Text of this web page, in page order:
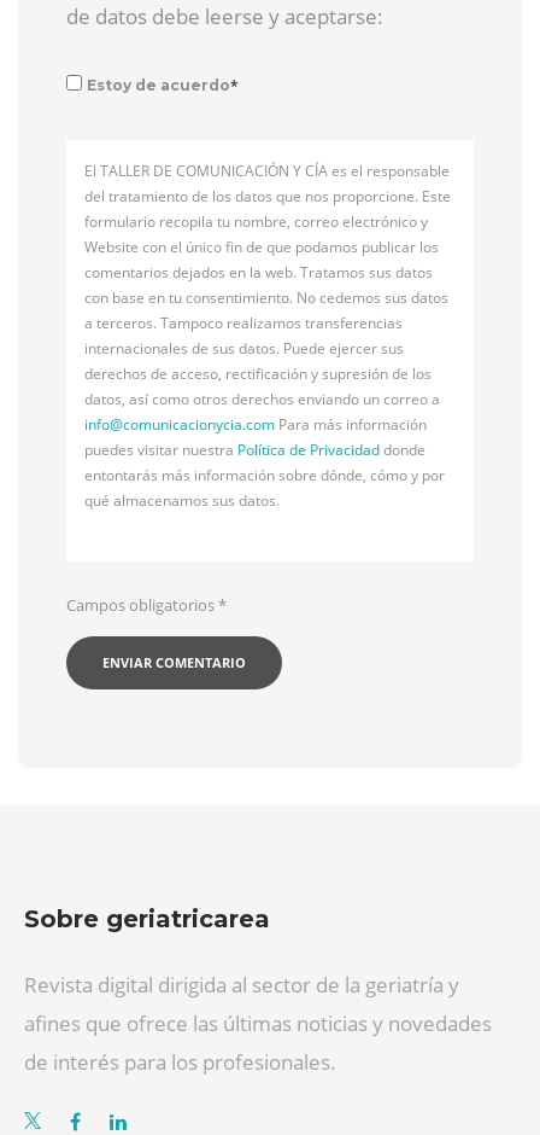
de datos debe leerse y aceptarse:
Estoy de acuerdo*
El TALLER DE COMUNICACIÓN Y CÍA es el responsable
del tratamiento de los datos que nos proporcione. Este
formulario recopila tu nombre, correo electrónico y
Website con el único fin de que podamos publicar los
comentarios dejados en la web. Tratamos sus datos
con base en tu consentimiento. No cedemos sus datos
a terceros. Tampoco realizamos transferencias
internacionales de sus datos. Puede ejercer sus
derechos de acceso, rectificación y supresión de los
datos, así como otros derechos enviando un correo a
info@comunicacionycia.com Para más información
puedes visitar nuestra Política de Privacidaddonde
entontarás más información sobre dónde, cómo y por
qué almacenamos sus datos.
Campos obligatorios*
Sobre geriatricarea
Revista digital dirigida al sector de la geriatría y
afines que ofrece las últimas noticias y novedades
de interés para los profesionales.